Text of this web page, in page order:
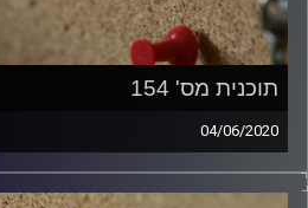
תוכנית מס' 154
04/06/2020
קלאסיקות רוק עם אורן הוף.